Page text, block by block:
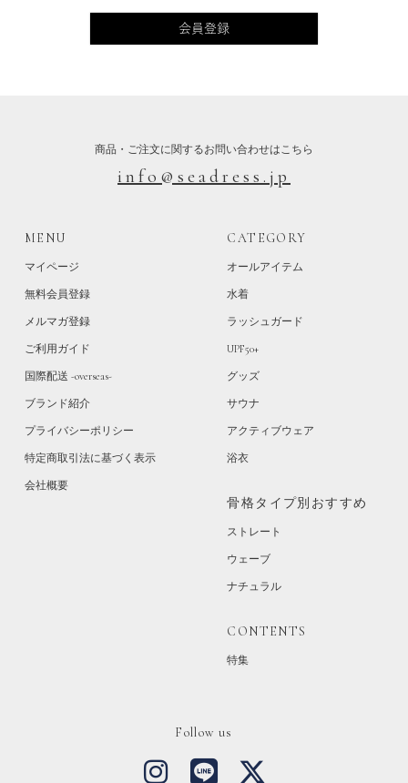
会員登録
商品・ご注文に関するお問い合わせはこちら
info@seadress.jp
MENU
マイページ
無料会員登録
メルマガ登録
ご利用ガイド
国際配送 -overseas-
ブランド紹介
プライバシーポリシー
特定商取引法に基づく表示
会社概要
CATEGORY
オールアイテム
水着
ラッシュガード
UPF50+
グッズ
サウナ
アクティブウェア
浴衣
骨格タイプ別おすすめ
ストレート
ウェーブ
ナチュラル
CONTENTS
特集
Follow us